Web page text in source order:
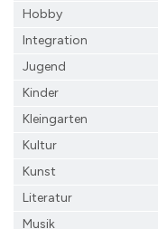
Hobby
Integration
Jugend
Kinder
Kleingarten
Kultur
Kunst
Literatur
Musik